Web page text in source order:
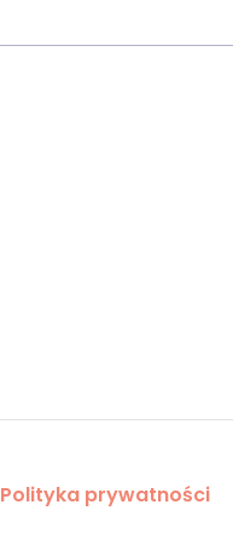
Polityka prywatności